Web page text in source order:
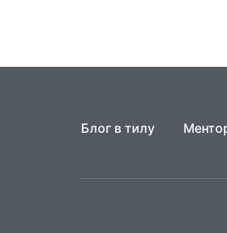
Блог в тилу